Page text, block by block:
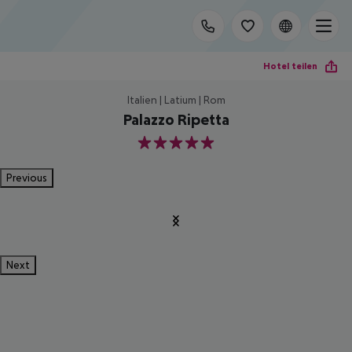
Hotel teilen
Italien | Latium | Rom
Palazzo Ripetta
5
Previous
Next